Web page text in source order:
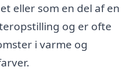
eller som en del af en
og er ofte
i varme og